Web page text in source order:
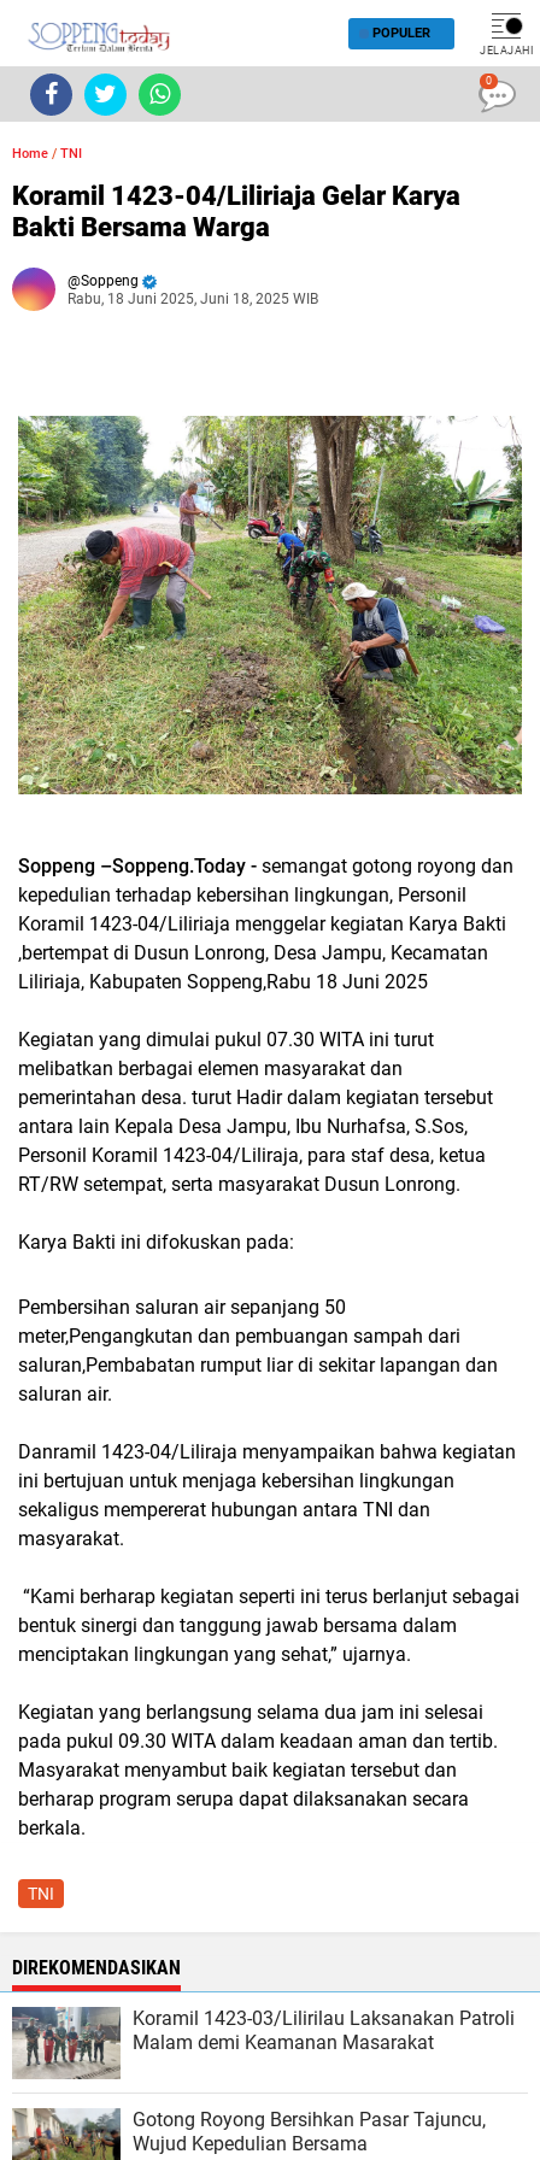
POPULER
JELAJAHI
Home / TNI
Koramil 1423-04/Liliriaja Gelar Karya
Bakti Bersama Warga
Soppeng
Rabu, 18 Juni 2025, Juni 18, 2025 WIB
Soppeng –Soppeng.Today - semangat gotong royong dan
kepedulian terhadap kebersihan lingkungan, Personil
Koramil 1423-04/Liliriaja menggelar kegiatan Karya Bakti
,bertempat di Dusun Lonrong, Desa Jampu, Kecamatan
Liliriaja, Kabupaten Soppeng,Rabu 18 Juni 2025
Kegiatan yang dimulai pukul 07.30 WITA ini turut
melibatkan berbagai elemen masyarakat dan
pemerintahan desa. turut Hadir dalam kegiatan tersebut
antara lain Kepala Desa Jampu, Ibu Nurhafsa, S.Sos,
Personil Koramil 1423-04/Liliraja, para staf desa, ketua
RT/RW setempat, serta masyarakat Dusun Lonrong.
Karya Bakti ini difokuskan pada:
Pembersihan saluran air sepanjang 50
meter,Pengangkutan dan pembuangan sampah dari
saluran,Pembabatan rumput liar di sekitar lapangan dan
saluran air.
Danramil 1423-04/Liliraja menyampaikan bahwa kegiatan
ini bertujuan untuk menjaga kebersihan lingkungan
sekaligus mempererat hubungan antara TNI dan
masyarakat.
“Kami berharap kegiatan seperti ini terus berlanjut sebagai
bentuk sinergi dan tanggung jawab bersama dalam
menciptakan lingkungan yang sehat,” ujarnya.
Kegiatan yang berlangsung selama dua jam ini selesai
pada pukul 09.30 WITA dalam keadaan aman dan tertib.
Masyarakat menyambut baik kegiatan tersebut dan
berharap program serupa dapat dilaksanakan secara
berkala.
TNI
DIREKOMENDASIKAN
Koramil 1423-03/Lilirilau Laksanakan Patroli
Malam demi Keamanan Masarakat
Gotong Royong Bersihkan Pasar Tajuncu,
Wujud Kepedulian Bersama
0